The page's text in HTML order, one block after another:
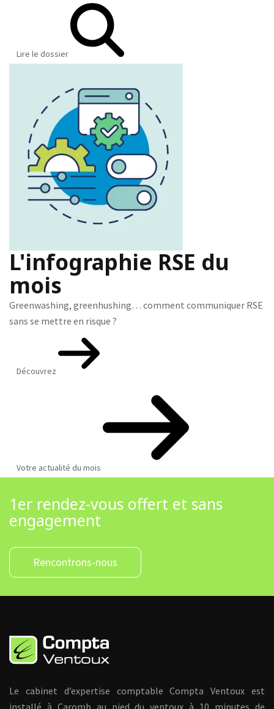
Lire le dossier
L'infographie RSE du
mois
Greenwashing, greenhushing… comment communiquer RSE
sans se mettre en risque ?
Découvrez
Votre actualité du mois
1er rendez-vous offert et sans
engagement
Rencontrons-nous
Le cabinet d’expertise comptable Compta Ventoux est